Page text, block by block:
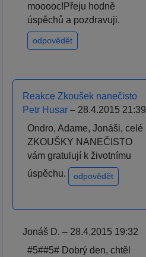
mooooc!Přeju hodně
úspěchů a pozdravuji.
odpovědět
Reakce Zkoušek nanečisto
Petr Husar – 28.4.2015 21:39
Ondro, Adame, Jonáši, celé
ZKOUŠKY NANEČISTO
vám gratulují k životnímu
úspěchu.
odpovědět
Jonáš D. – 28.4.2015 19:32
#5##5# Dobrý den, chtěl